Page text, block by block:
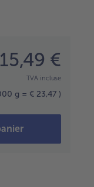
15,49 €
TVA incluse
g = € 23,47 )